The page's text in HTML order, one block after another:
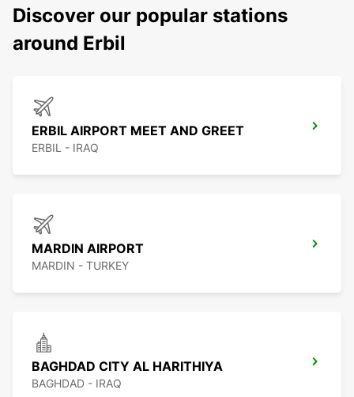
Discover our popular stations
around Erbil
ERBIL AIRPORT MEET AND GREET
ERBIL - IRAQ
MARDIN AIRPORT
MARDIN - TURKEY
BAGHDAD CITY AL HARITHIYA
BAGHDAD - IRAQ